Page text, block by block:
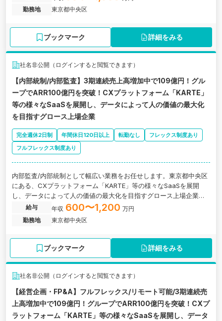
勤務地
東京都中央区
ブックマーク 詳細をみる
社名非公開（ログインすると閲覧できます）
【内部統制/内部監査】3期連続売上高増加中で109億円！グル
ープでARR100億円を突破！CXプラットフォーム「KARTE」
等の様々なSaaSを展開し、データによって人の価値の最大化
を目指すグロース上場企業
完全週休2日制 年間休日120日以上 転勤なし
フレックス制度あり
フルフレックス制度あり
内部監査/内部統制として幅広い業務をお任せします。東京都中央区
にある、CXプラットフォーム「KARTE」等の様々なSaaSを展開
し、データによって人の価値の最大化を目指すグロース上場企業の
求人です。
給与 年収 600〜1,200 万円
勤務地
東京都中央区
ブックマーク 詳細をみる
社名非公開（ログインすると閲覧できます）
【経営企画・FP&A】フルフレックス/リモート可能/3期連続売
上高増加中で109億円！グループでARR100億円を突破！CXプ
ラットフォーム「KARTE」等の様々なSaaSを展開し、データ